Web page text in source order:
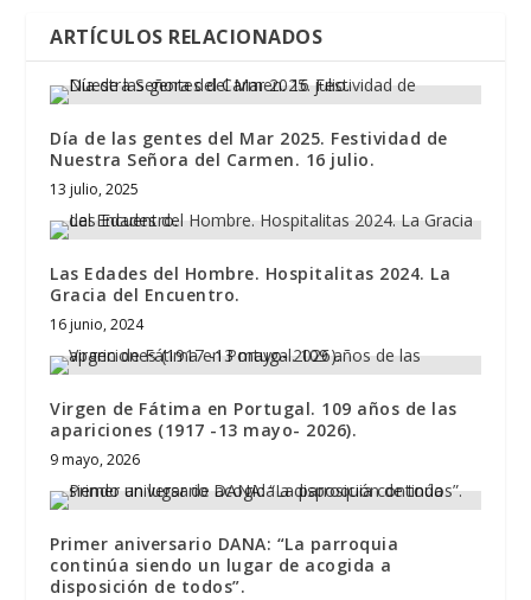
ARTÍCULOS RELACIONADOS
Día de las gentes del Mar 2025. Festividad de
Nuestra Señora del Carmen. 16 julio.
13 julio, 2025
Las Edades del Hombre. Hospitalitas 2024. La
Gracia del Encuentro.
16 junio, 2024
Virgen de Fátima en Portugal. 109 años de las
apariciones (1917 -13 mayo- 2026).
9 mayo, 2026
Primer aniversario DANA: “La parroquia
continúa siendo un lugar de acogida a
disposición de todos”.